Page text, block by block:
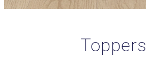
Toppers